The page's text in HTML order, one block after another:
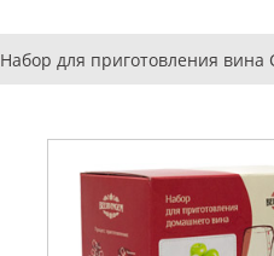
Набор для приготовления вина